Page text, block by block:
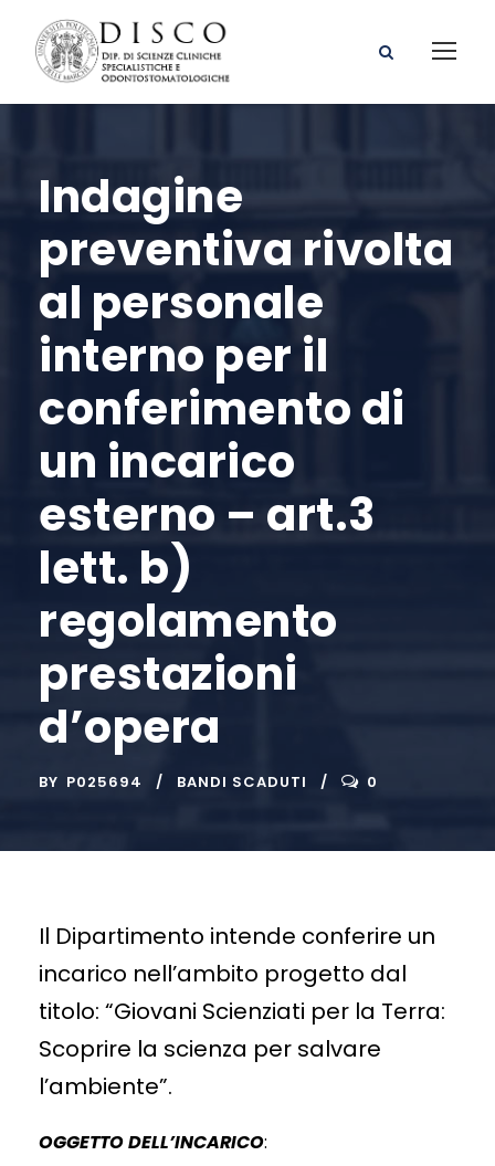
Indagine
preventiva rivolta
al personale
interno per il
conferimento di
un incarico
esterno – art.3
lett. b)
regolamento
prestazioni
d’opera
BY P025694 BANDI SCADUTI 0
Il Dipartimento intende conferire un
incarico nell’ambito progetto dal
titolo: “Giovani Scienziati per la Terra:
Scoprire la scienza per salvare
l’ambiente”.
OGGETTO DELL’INCARICO: